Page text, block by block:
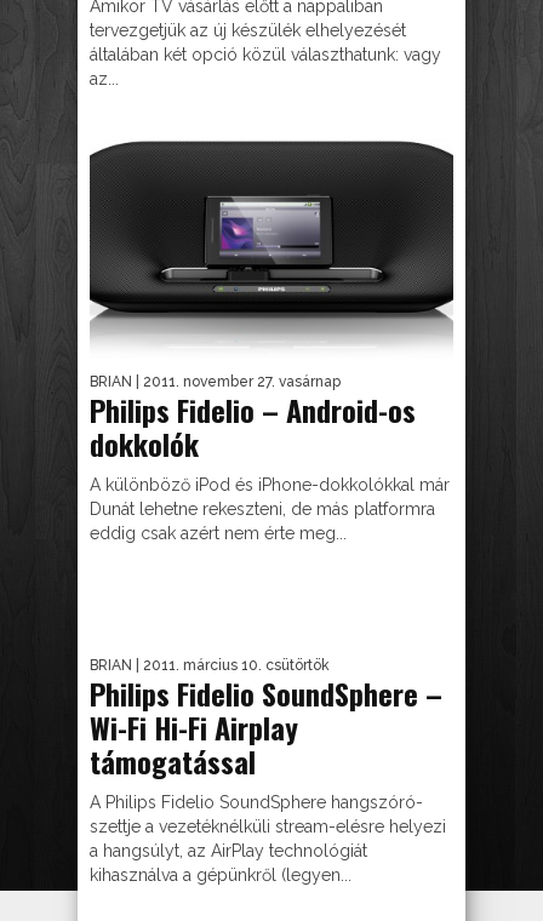
Amikor TV vásárlás előtt a nappaliban
tervezgetjük az új készülék elhelyezését
általában két opció közül választhatunk: vagy
az...
BRIAN | 2011. november 27. vasárnap
Philips Fidelio – Android-os
dokkolók
A különböző iPod és iPhone-dokkolókkal már
Dunát lehetne rekeszteni, de más platformra
eddig csak azért nem érte meg...
BRIAN | 2011. március 10. csütörtök
Philips Fidelio SoundSphere –
Wi-Fi Hi-Fi Airplay
támogatással
A Philips Fidelio SoundSphere hangszóró-
szettje a vezetéknélküli stream-elésre helyezi
a hangsúlyt, az AirPlay technológiát
kihasználva a gépünkről (legyen...